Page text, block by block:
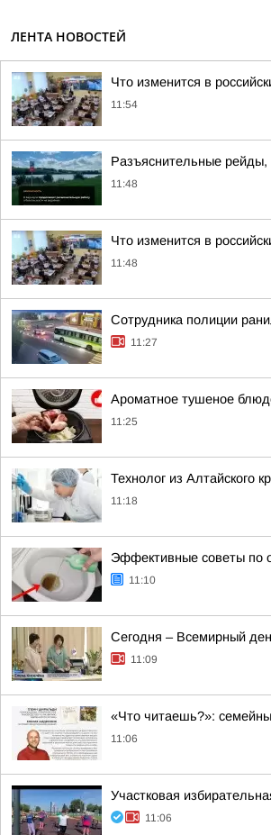
ЛЕНТА НОВОСТЕЙ
Что изменится в
11:54
Разъяснительные рейды,
11:48
Что изменится в
11:48
Сотрудника полиции
11:27
Ароматное тушеное
11:25
Технолог из Алтайского
11:18
Эффективные советы по
11:10
Сегодня – Всемирный
11:09
«Что читаешь?»:
11:06
Участковая
11:06